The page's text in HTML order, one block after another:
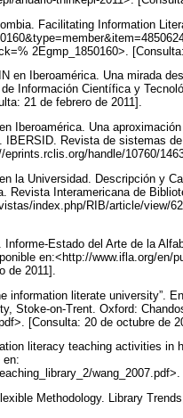
Facilitating Information
2Egmp_1850160>.
en Iberoamérica. Una mirada
Información Científica y
21 de febrero de 2011].
Iberoamérica. Una
Revista de sistemas
handle/10760/
la Universidad. Descripción y
Revista Interamericana de
index.php/RIB/article/view/
Estado del Arte de la
en:<http://www.ifla.org/en/
de 2011].
information literate university”.
Stoke-on-Trent. Oxford:
[Consulta: 20 de octubre de
literacy teaching activities in
en:
Methodology. Library